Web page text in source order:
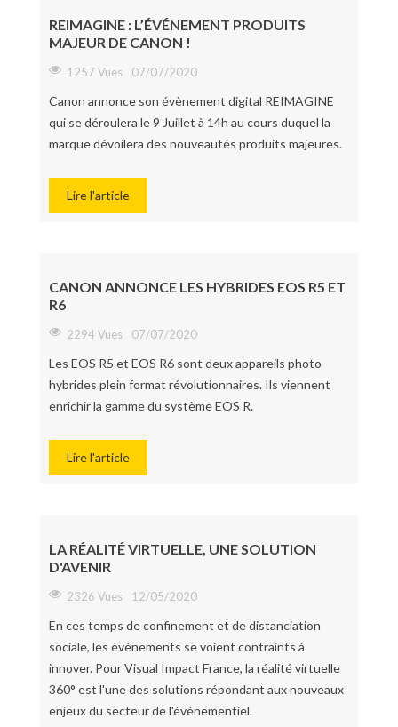
REIMAGINE : L’ÉVÉNEMENT PRODUITS
MAJEUR DE CANON !
1257 Vues 07/07/2020
Canon annonce son évènement digital REIMAGINE
qui se déroulera le 9 Juillet à 14h au cours duquel la
marque dévoilera des nouveautés produits majeures.
Lire l'article
CANON ANNONCE LES HYBRIDES EOS R5 ET
R6
2294 Vues 07/07/2020
Les EOS R5 et EOS R6 sont deux appareils photo
hybrides plein format révolutionnaires. Ils viennent
enrichir la gamme du système EOS R.
Lire l'article
LA RÉALITÉ VIRTUELLE, UNE SOLUTION
D'AVENIR
2326 Vues 12/05/2020
En ces temps de confinement et de distanciation
sociale, les évènements se voient contraints à
innover. Pour Visual Impact France, la réalité virtuelle
360° est l'une des solutions répondant aux nouveaux
enjeux du secteur de l'événementiel.